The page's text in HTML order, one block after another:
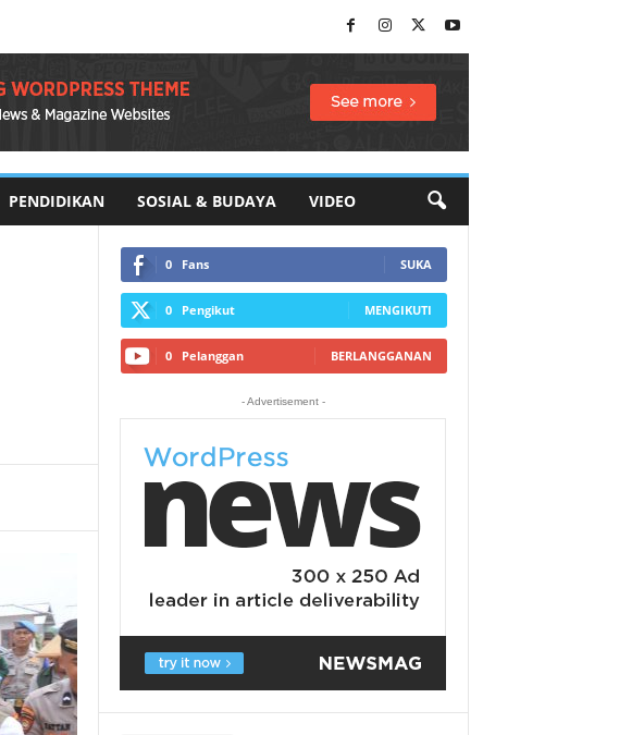
PENDIDIKAN SOSIAL & BUDAYA VIDEO
0 Fans SUKA
0 Pengikut MENGIKUTI
0 Pelanggan BERLANGGANAN
- Advertisement -